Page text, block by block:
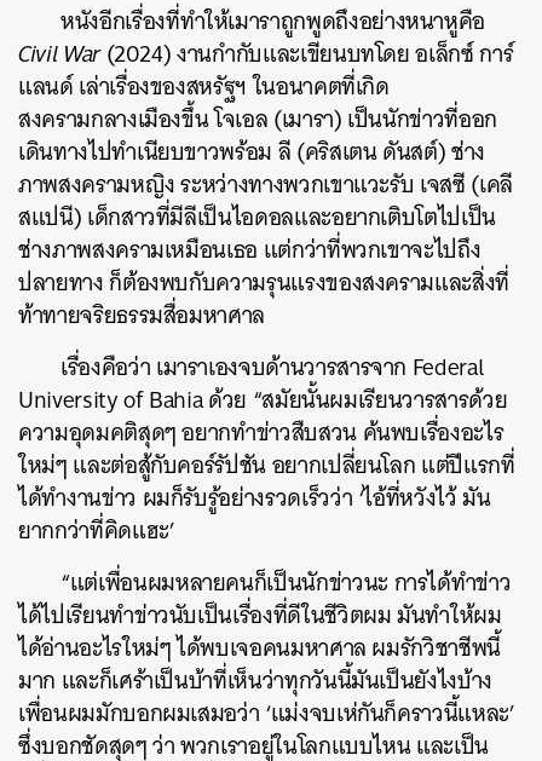
หนังอีกเรื่องที่ทำให้เมาราถูกพูดถึงอย่างหนาหูคือ
Civil War(2024) งานกำกับและเขียนบทโดย อเล็กซ์ การ์
แลนด์ เล่าเรื่องของสหรัฐฯ ในอนาคตที่เกิด
สงครามกลางเมืองขึ้น โจเอล (เมารา) เป็นนักข่าวที่ออก
เดินทางไปทำเนียบขาวพร้อม ลี (คริสเตน ดันสต์) ช่าง
ภาพสงครามหญิง ระหว่างทางพวกเขาแวะรับ เจสซี​ (เคลี
สแปนี) เด็กสาวที่มีลีเป็นไอดอลและอยากเติบโตไปเป็น
ช่างภาพสงครามเหมือนเธอ แต่กว่าที่พวกเขาจะไปถึง
ปลายทาง ก็ต้องพบกับความรุนแรงของสงครามและสิ่งที่
ท้าทายจริยธรรมสื่อมหาศาล
เรื่องคือว่า เมาราเองจบด้านวารสารจาก Federal
University of Bahia ด้วย “สมัยนั้นผมเรียนวารสารด้วย
ความอุดมคติสุดๆ อยากทำข่าวสืบสวน ค้นพบเรื่องอะไร
ใหม่ๆ และต่อสู้กับคอร์รัปชัน อยากเปลี่ยนโลก แต่ปีแรกที่
ได้ทำงานข่าว ผมก็รับรู้อย่างรวดเร็วว่า ‘ไอ้ที่หวังไว้ มัน
ยากกว่าที่คิดแฮะ’
“แต่เพื่อนผมหลายคนก็เป็นนักข่าวนะ การได้ทำข่าว
ได้ไปเรียนทำข่าวนับเป็นเรื่องที่ดีในชีวิตผม มันทำให้ผม
ได้อ่านอะไรใหม่ๆ ได้พบเจอคนมหาศาล ผมรักวิชาชีพนี้
มาก และก็เศร้าเป็นบ้าที่เห็นว่าทุกวันนี้มันเป็นยังไงบ้าง
เพื่อนผมมักบอกผมเสมอว่า ‘แม่งจบเห่กันก็คราวนี้แหละ’
ซึ่งบอกชัดสุดๆ ว่า พวกเราอยู่ในโลกแบบไหน และเป็น